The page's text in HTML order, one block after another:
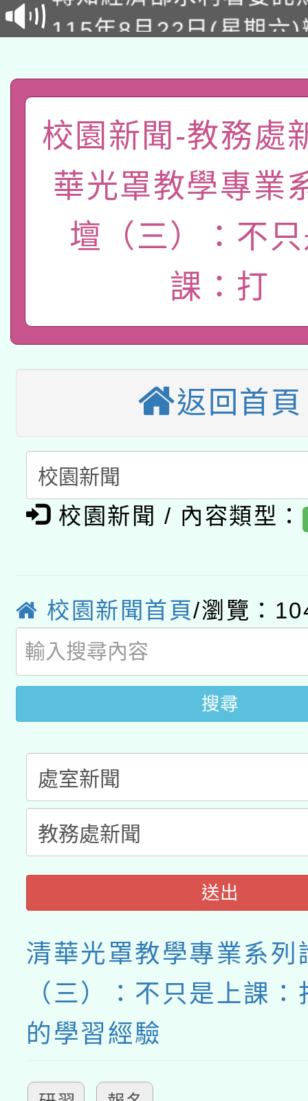
業技術研究院辦理「
動」
115年8月22日(星期六
開 智慧啟航」
「2026桃園藝術巡演
關事宜
轉知教育部國民及學前
年度健康促進學校輔導
業成長研習」實施計畫
函轉國家教育研究院中
原住民族教育政策研討
族教育國際趨勢與發展
轉知教育部國民及學前
新北市政府教育局辦
師專業成長研習實施
方素養工作坊新北場」
函轉國立臺灣師範大學
族語言臺北學習中心
「族語學習班」招生簡
轉知有關國立成功大學
文教學共融平台-教案
有關大陸委員會函釋公
薪期間赴陸應申請許可
轉知經濟部水利署委託
業技術研究院辦理「
用水績優單位及節水達
動」
115年8月22日(星期六
桃園市孔廟祈福系列
開 智慧啟航」
2026年桃園地景藝術
「2026桃園藝術巡演
關事宜
轉知教育部國民及學前
國立臺灣師範大學辦理
函轉國家教育研究院中
原住民族教育政策研討
轉知教育部國民及學前
師專業成長研習實施計
方素養工作坊新北場」
族語言臺北學習中心
「族語學習班」招生簡
轉知有關國立成功大學
文教學共融平台-教案
件」活動簡章
校園新聞-教務處
華光罩教學專業
壇（三）：不
課：打
返回首頁
校園新聞 / 內容類型：
校園新聞首頁/瀏覽：
搜尋
送出
清華光罩教學專業系列
（三）：不只是上課
的學習經驗